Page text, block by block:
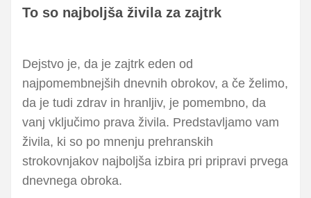
To so najboljša živila za zajtrk
Dejstvo je, da je zajtrk eden od
najpomembnejših dnevnih obrokov, a če želimo,
da je tudi zdrav in hranljiv, je pomembno, da
vanj vključimo prava živila. Predstavljamo vam
živila, ki so po mnenju prehranskih
strokovnjakov najboljša izbira pri pripravi prvega
dnevnega obroka.